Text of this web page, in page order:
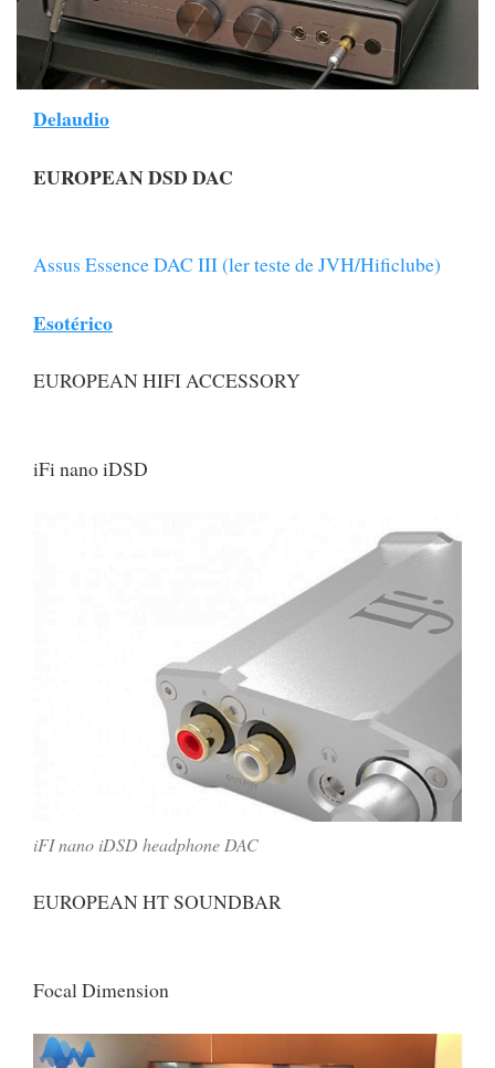
Delaudio
EUROPEAN DSD DAC
Assus Essence DAC III (ler teste de JVH/Hificlube)
Esotérico
EUROPEAN HIFI ACCESSORY
iFi nano iDSD
iFI nano iDSD headphone DAC
EUROPEAN HT SOUNDBAR
Focal Dimension